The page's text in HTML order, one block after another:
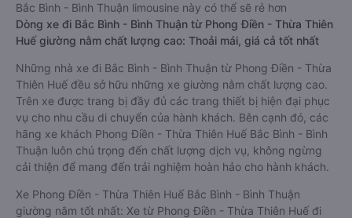
Bắc Bình - Bình Thuận limousine này có thể sẽ rẻ hơn
Dòng xe đi Bắc Bình - Bình Thuận từ Phong Điền - Thừa Thiên
Huế giường nằm chất lượng cao: Thoải mái, giá cả tốt nhất
Những nhà xe đi Bắc Bình - Bình Thuận từ Phong Điền - Thừa
Thiên Huế đều sở hữu những xe giường nằm chất lượng cao.
Trên xe được trang bị đầy đủ các trang thiết bị hiện đại phục
vụ cho nhu cầu di chuyển của hành khách. Bên cạnh đó, các
hãng xe khách Phong Điền - Thừa Thiên Huế Bắc Bình - Bình
Thuận luôn chú trọng đến chất lượng dịch vụ, không ngừng
cải thiện để mang đến trải nghiệm hoàn hảo cho hành khách.
Xe Phong Điền - Thừa Thiên Huế Bắc Bình - Bình Thuận
giường nằm tốt nhất: Xe từ Phong Điền - Thừa Thiên Huế đi